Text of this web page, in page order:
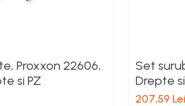
Conifere
Proxxon 22606,
si PZ
Set
Drepte
207,59 Lei